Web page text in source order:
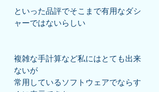
といった品評でそこまで有用なダシ
ャーではないらしい
複雑な手計算など私にはとても出来
ないが
常用しているソフトウェアでならす